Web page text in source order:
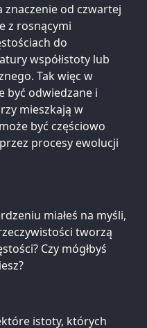
znaczenie od czwartej
z rosnącymi
do
współistoty lub
Tak więc w
być odwiedzane i
mieszkają w
być częściowo
procesy ewolucji
miałeś na myśli,
tworzą
Czy mógłbyś
istoty, których